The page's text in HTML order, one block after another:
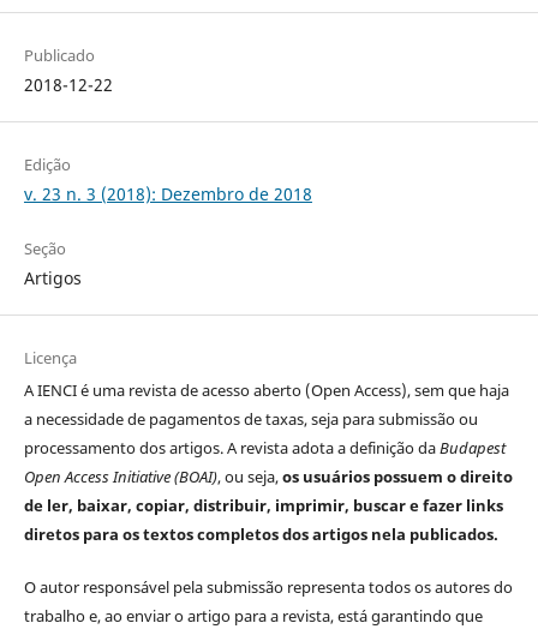
Publicado
2018-12-22
Edição
v. 23 n. 3 (2018): Dezembro de 2018
Seção
Artigos
Licença
A IENCI é uma revista de acesso aberto (Open Access), sem que haja
a necessidade de pagamentos de taxas, seja para submissão ou
processamento dos artigos. A revista adota a definição daBudapest
Open Access Initiative (BOAI), ou seja,os usuários possuem o direito
de ler, baixar, copiar, distribuir, imprimir, buscar e fazer links
diretos para os textos completos dos artigos nela publicados.
O autor responsável pela submissão representa todos os autores do
trabalho e, ao enviar o artigo para a revista, está garantindo que